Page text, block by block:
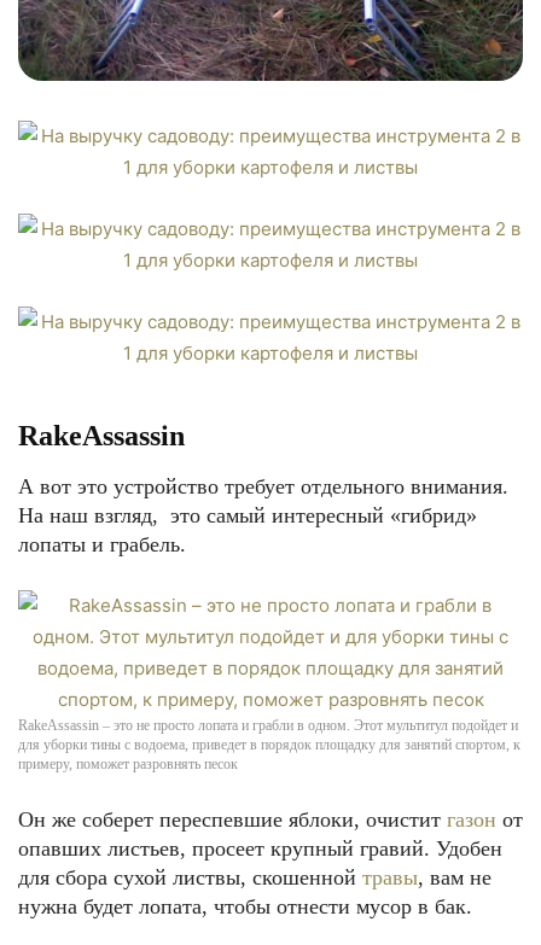
RakeAssassin
А вот это устройство требует отдельного внимания.
На наш взгляд, это самый интересный «гибрид»
лопаты и грабель.
RakeAssassin – это не просто лопата и грабли в одном. Этот мультитул подойдет и
для уборки тины с водоема, приведет в порядок площадку для занятий спортом, к
примеру, поможет разровнять песок
Он же соберет переспевшие яблоки, очистит газон от
опавших листьев, просеет крупный гравий. Удобен
для сбора сухой листвы, скошенной травы, вам не
нужна будет лопата, чтобы отнести мусор в бак.